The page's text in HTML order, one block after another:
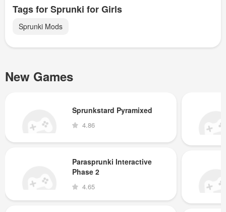
Tags for Sprunki for Girls
Sprunki Mods
New Games
Sprunkstard Pyramixed
4.86
Parasprunki Interactive
Phase 2
4.65